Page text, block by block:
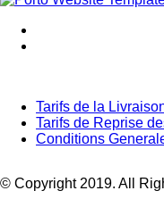
Tarifs de la
Tarifs de Reprise
Conditions
© Copyright 2019. All